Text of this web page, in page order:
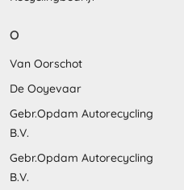
O
Van Oorschot
De Ooyevaar
Gebr.Opdam Autorecycling
B.V.
Gebr.Opdam Autorecycling
B.V.